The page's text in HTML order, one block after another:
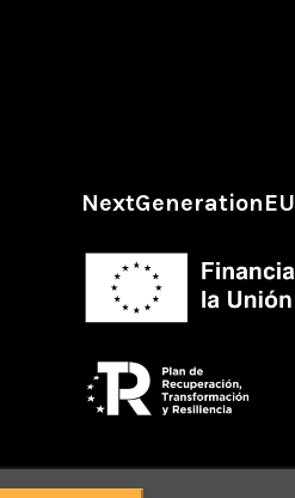
NextGenerationEU